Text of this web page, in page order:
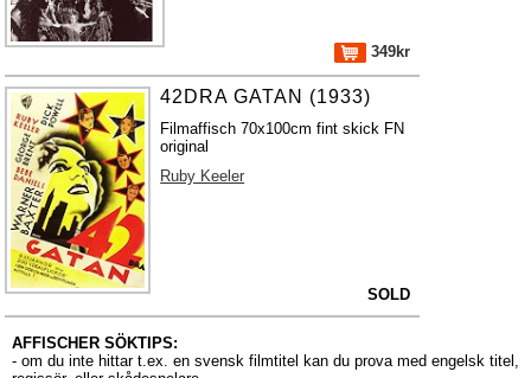
349kr
42DRA GATAN (1933)
Filmaffisch 70x100cm fint skick FN
original
Ruby Keeler
SOLD
AFFISCHER SÖKTIPS:
- om du inte hittar t.ex. en svensk filmtitel kan du prova med engelsk titel,